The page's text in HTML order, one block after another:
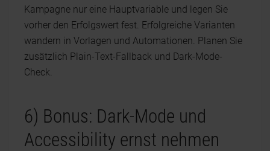
Kampagne nur eine Hauptvariable und legen Sie
vorher den Erfolgswert fest. Erfolgreiche Varianten
wandern in Vorlagen und Automationen. Planen Sie
zusätzlich Plain-Text-Fallback und Dark-Mode-
Check.
6) Bonus: Dark-Mode und
Accessibility ernst nehmen